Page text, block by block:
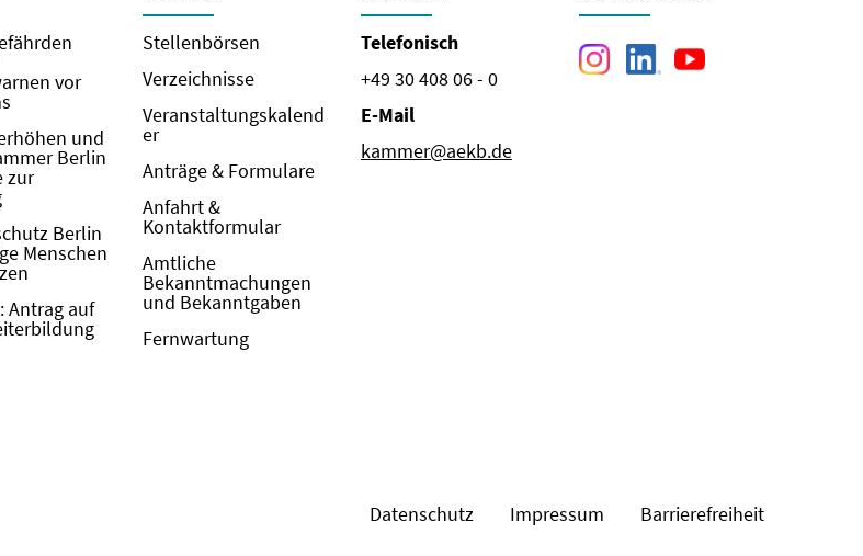
vor
und
Berlin
zur
Berlin
Menschen
Antrag auf
Stellenbörsen
Verzeichnisse
Veranstaltungskalend
er
Anträge & Formulare
Anfahrt &
Kontaktformular
Amtliche
Bekanntmachungen
und Bekanntgaben
Fernwartung
Telefonisch
+49 30 408 06 - 0
E-Mail
kammer@aekb.de
Datenschutz Impressum Barrierefreiheit